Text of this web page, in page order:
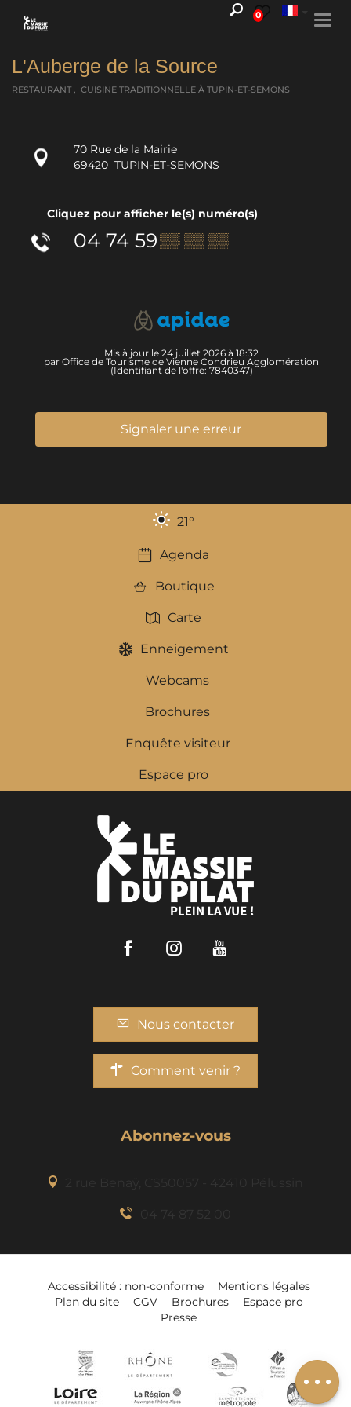
0
L'Auberge de la Source
RESTAURANT , CUISINE TRADITIONNELLE À TUPIN-ET-SEMONS
Ajouter à mon
séjour
70 Rue de la Mairie
69420 TUPIN-ET-SEMONS
Cliquez pour afficher le(s) numéro(s)
04 74 59▒▒ ▒▒ ▒▒
Mis à jour le 24 juillet 2026 à 18:32
par Office de Tourisme de Vienne Condrieu Agglomération
(Identifiant de l'offre: 7840347)
Signaler une erreur
21°
Agenda
Boutique
Carte
Enneigement
Webcams
Brochures
Enquête visiteur
Espace pro
FacebookInstagram
Nous contacter
Comment venir ?
Abonnez-vous
Accessibilité : non-conforme
Mentions légales
Plan du site
CGV Brochures
Espace pro
Presse